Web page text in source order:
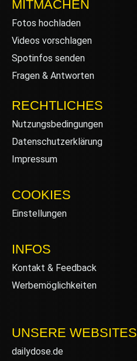
MITMACHEN
Fotos hochladen
Videos vorschlagen
Spotinfos senden
Fragen & Antworten
RECHTLICHES
Nutzungsbedingungen
Datenschutzerklärung
Impressum
COOKIES
Einstellungen
INFOS
Kontakt & Feedback
Werbemöglichkeiten
UNSERE WEBSITES
dailydose.de